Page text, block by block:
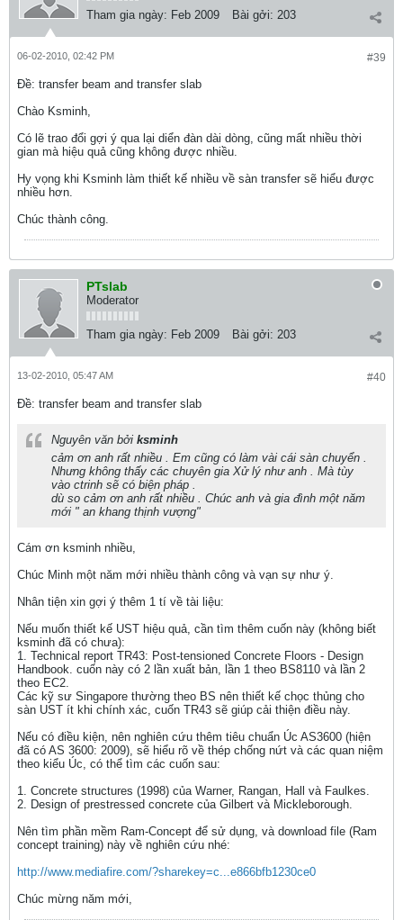
Tham gia ngày: Feb 2009 Bài gởi: 203
#39
06-02-2010, 02:42 PM
Ðề: transfer beam and transfer slab
Chào Ksminh,
Có lẽ trao đổi gợi ý qua lại diển đàn dài dòng, cũng mất nhiều thời
gian mà hiệu quả cũng không được nhiều.
Hy vọng khi Ksminh làm thiết kế nhiều về sàn transfer sẽ hiểu được
nhiều hơn.
Chúc thành công.
PTslab
Moderator
Tham gia ngày: Feb 2009 Bài gởi: 203
#40
13-02-2010, 05:47 AM
Ðề: transfer beam and transfer slab
Nguyên văn bởi ksminh
cảm ơn anh rất nhiều . Em cũng có làm vài cái sàn chuyển .
Nhưng không thấy các chuyên gia Xử lý như anh . Mà tùy
vào ctrinh sẽ có biện pháp .
dù so cảm ơn anh rất nhiều . Chúc anh và gia đình một năm
mới " an khang thịnh vượng"
Cám ơn ksminh nhiều,
Chúc Minh một năm mới nhiều thành công và vạn sự như ý.
Nhân tiện xin gợi ý thêm 1 tí về tài liệu:
Nếu muốn thiết kế UST hiệu quả, cần tìm thêm cuốn này (không biết
ksminh đã có chưa):
1. Technical report TR43: Post-tensioned Concrete Floors - Design
Handbook. cuốn này có 2 lần xuất bản, lần 1 theo BS8110 và lần 2
theo EC2.
Các kỹ sư Singapore thường theo BS nên thiết kế chọc thủng cho
sàn UST ít khi chính xác, cuốn TR43 sẽ giúp cải thiện điều này.
Nếu có điều kiện, nên nghiên cứu thêm tiêu chuẩn Úc AS3600 (hiện
đã có AS 3600: 2009), sẽ hiểu rõ về thép chống nứt và các quan niệm
theo kiểu Úc, có thể tìm các cuốn sau:
1. Concrete structures (1998) của Warner, Rangan, Hall và Faulkes.
2. Design of prestressed concrete của Gilbert và Mickleborough.
Nên tìm phần mềm Ram-Concept để sử dụng, và download file (Ram
concept training) này về nghiên cứu nhé:
http://www.mediafire.com/?sharekey=c...e866bfb1230ce0
Chúc mừng năm mới,